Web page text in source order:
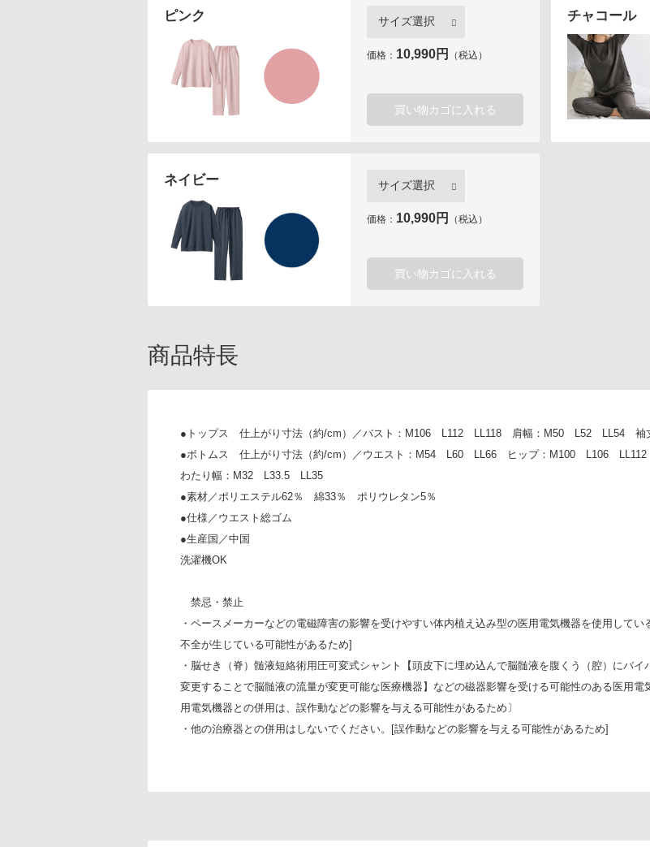
ピンク
価格： 10,990円 （税込）
買い物カゴに入れる
チャコール
ネイビー
価格： 10,990円 （税込）
買い物カゴに入れる
商品特長
●トップス 仕上がり寸法（約/cm）／バスト：M106 L112 LL118 肩幅：M50 L52 LL54
●ボトムス 仕上がり寸法（約/cm）／ウエスト：M54 L60 LL66 ヒップ：M100 L106
わたり幅：M32 L33.5 LL35
●素材／ポリエステル62％ 綿33％ ポリウレタン5％
●仕様／ウエスト総ゴム
●生産国／中国
洗濯機OK
禁忌・禁止
・ペースメーカーなどの電磁障害の影響を受けやすい体内植え込み型の医用電気機器を使用して
不全が生じている可能性があるため]
・脳せき（脊）髄液短絡術用圧可変式シャント【頭皮下に埋め込んで脳髄液を腹くう（腔）にバ
変更することで脳髄液の流量が変更可能な医療機器】などの磁器影響を受ける可能性のある医用
用電気機器との併用は、誤作動などの影響を与える可能性があるため〕
・他の治療器との併用はしないでください。[誤作動などの影響を与える可能性があるため]